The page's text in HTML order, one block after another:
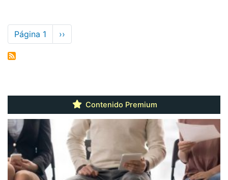
Paginación
Página 1
Siguiente
página
››
Contenido Premium